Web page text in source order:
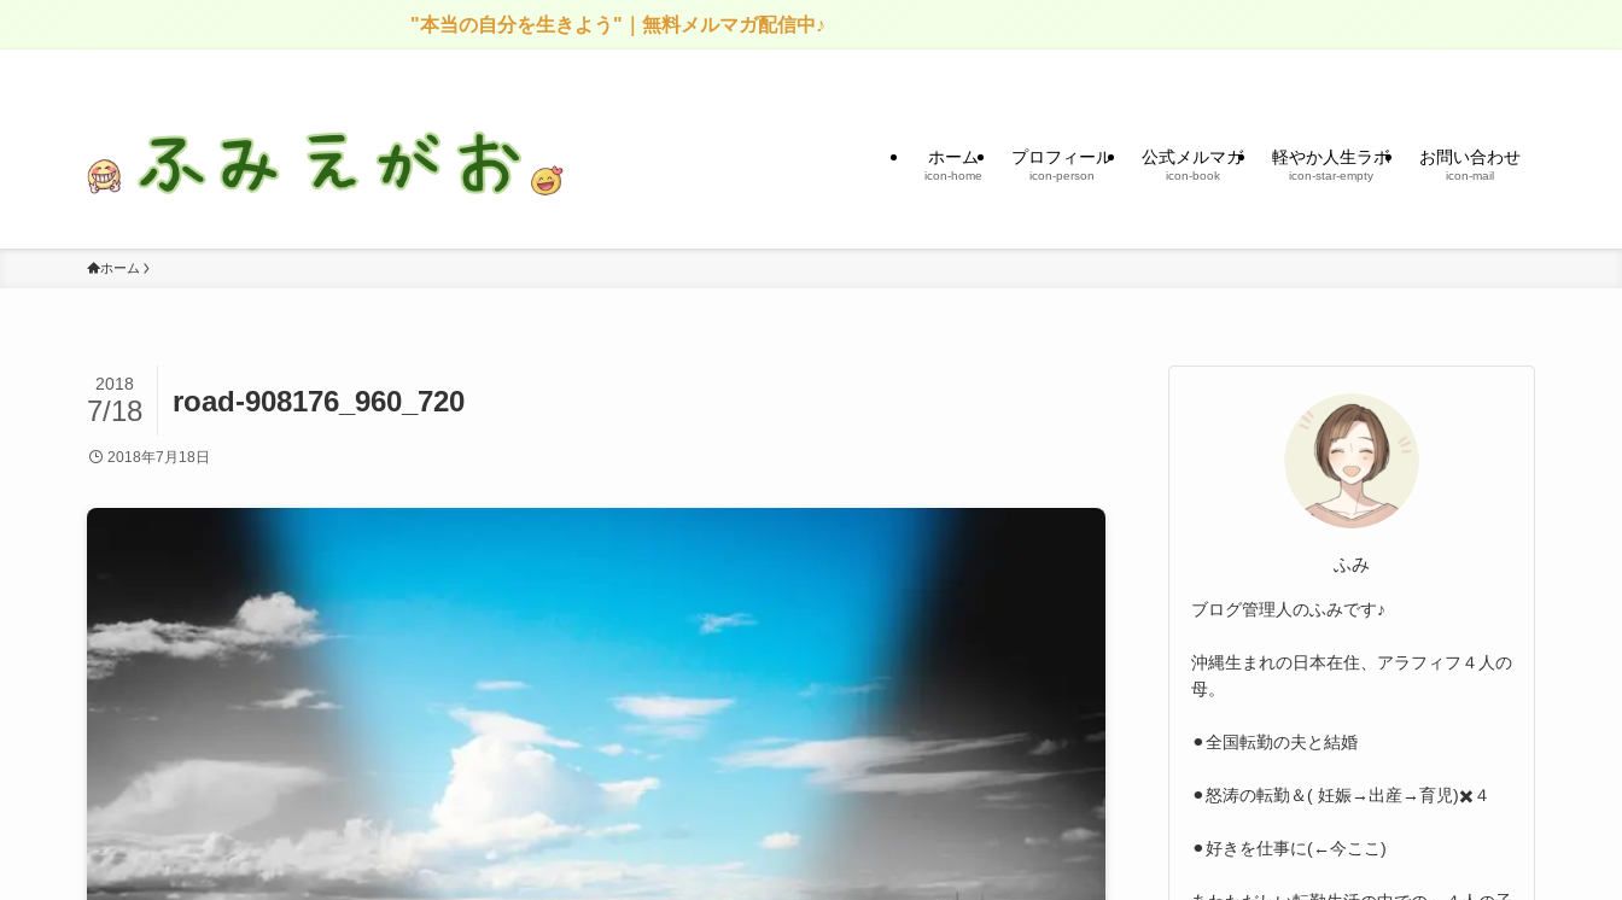
"本当の自分を生きよう"｜無料メルマガ配信中♪
ホーム
icon-home
プロフィール
icon-person
公式メルマガ
icon-book
軽やか人生ラボ
icon-star-empty
お問い合わせ
icon-mail
ホーム
road-908176_960_720
2018
7/18
2018年7月18日
ふみ
ブログ管理人のふみです♪
沖縄生まれの日本在住、アラフィフ４人の
母。
⚫︎全国転勤の夫と結婚
⚫︎怒涛の転勤＆( 妊娠→出産→育児)✖️４
⚫︎好きを仕事に(←今ここ)